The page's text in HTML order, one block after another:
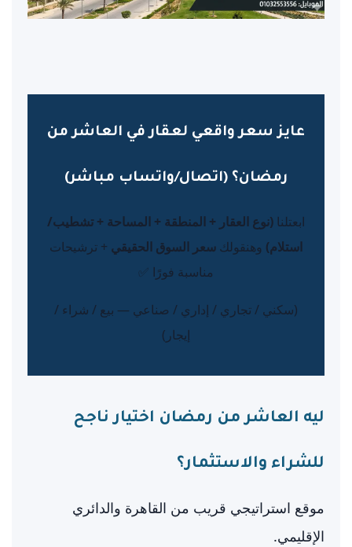
عايز سعر واقعي لعقار في العاشر من
رمضان؟ (اتصال/واتساب مباشر)
ابعتلنا (نوع العقار + المنطقة + المساحة + تشطيب/
استلام) وهنقولك سعر السوق الحقيقي + ترشيحات
مناسبة فورًا ✅
(سكني / تجاري / إداري / صناعي — بيع / شراء /
إيجار)
ليه العاشر من رمضان اختيار ناجح
للشراء والاستثمار؟
موقع استراتيجي قريب من القاهرة والدائري
الإقليمي.